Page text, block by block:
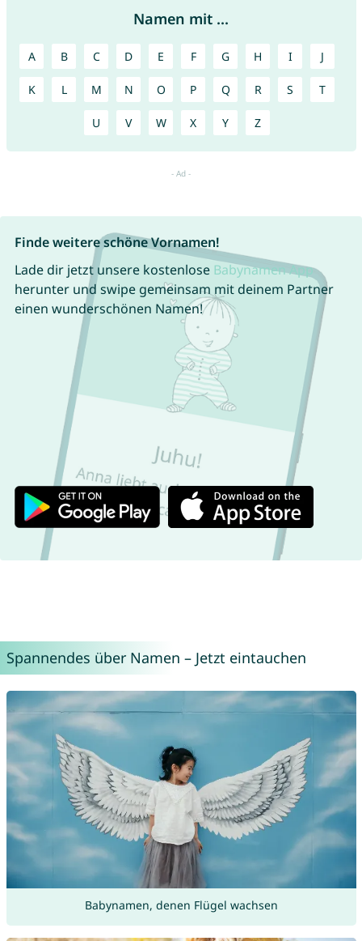
Namen mit ...
A B C D E F G H I J
K L M N O P Q R S T
U V W X Y Z
Finde weitere schöne Vornamen!
Lade dir jetzt unsere kostenlose Babynamen App
herunter und swipe gemeinsam mit deinem Partner
einen wunderschönen Namen!
Spannendes über Namen – Jetzt eintauchen
Babynamen, denen Flügel wachsen